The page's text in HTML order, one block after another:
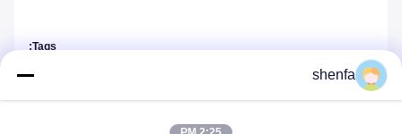
Tags:
آلة طباعة الشاشة الأوتوماتيكية لأنبوب PE
shenfa